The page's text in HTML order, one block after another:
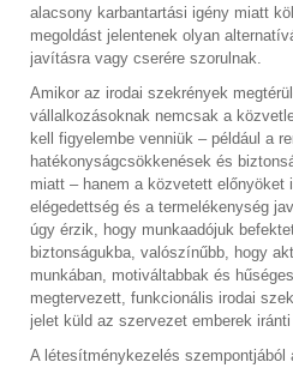
alacsony karbantartási igény miatt
megoldást jelentenek olyan
javításra vagy cserére szorulnak.
Amikor az irodai szekrények
vállalkozásoknak nemcsak a
kell figyelembe venniük – például a
hatékonyságcsökkenések és
miatt – hanem a közvetett előnyöket
elégedettség és a termelékenység
úgy érzik, hogy munkaadójuk
biztonságukba, valószínűbb, hogy
munkában, motiváltabbak és
megtervezett, funkcionális irodai
jelet küld az szervezet emberek
A létesítménykezelés szempontjából